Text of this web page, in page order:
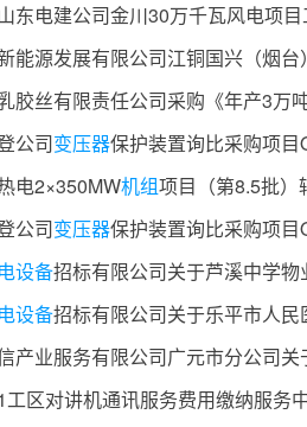
能源发展有限公司江铜国兴（烟
胶丝有限责任公司采购《年产3万
公司变压器保护装置询比采购项
电2×350MW机组项目（第8.5批）
公司变压器保护装置询比采购项
设备招标有限公司关于芦溪中学
设备招标有限公司关于乐平市人民医
产业服务有限公司广元市分公司关
工区对讲机通讯服务费用缴纳服务